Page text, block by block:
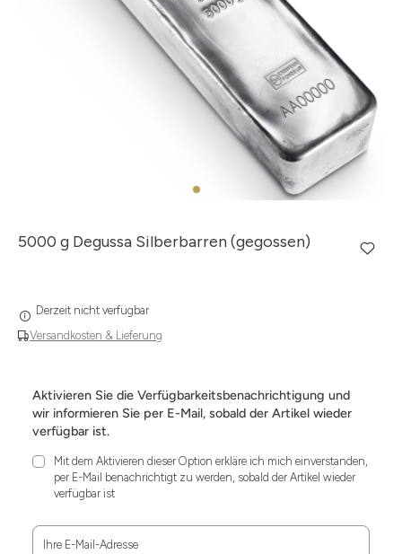
5000 g Degussa Silberbarren (gegossen)
Versandkosten & Lieferung
Derzeit nicht verfügbar
Aktivieren Sie die Verfügbarkeitsbenachrichtigung und
wir informieren Sie per E-Mail, sobald der Artikel wieder
verfügbar ist.
Mit dem Aktivieren dieser Option erkläre ich mich einverstanden,
per E-Mail benachrichtigt zu werden, sobald der Artikel wieder
verfügbar ist
Ihre E-Mail-Adresse